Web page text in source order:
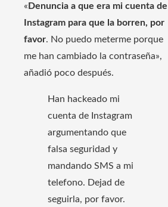
« Denuncia a que era mi cuenta de
Instagram para que la borren, por
favor. No puedo meterme porque
me han cambiado la contraseña»,
añadió poco después.
Han hackeado mi
cuenta de Instagram
argumentando que
falsa seguridad y
mandando SMS a mi
telefono. Dejad de
seguirla, por favor.